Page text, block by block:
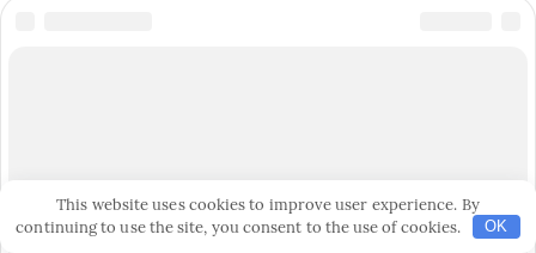
This website uses cookies to improve user experience. By
continuing to use the site, you consent to the use of cookies.
OK